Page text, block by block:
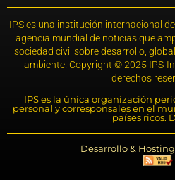
IPS es una institución internacional
agencia mundial de noticias que
sociedad civil sobre desarrollo,
ambiente. Copyright © 2025 IPS-
derechos
IPS es la única organización
personal y corresponsales en el
países ricos.
Desarrollo &